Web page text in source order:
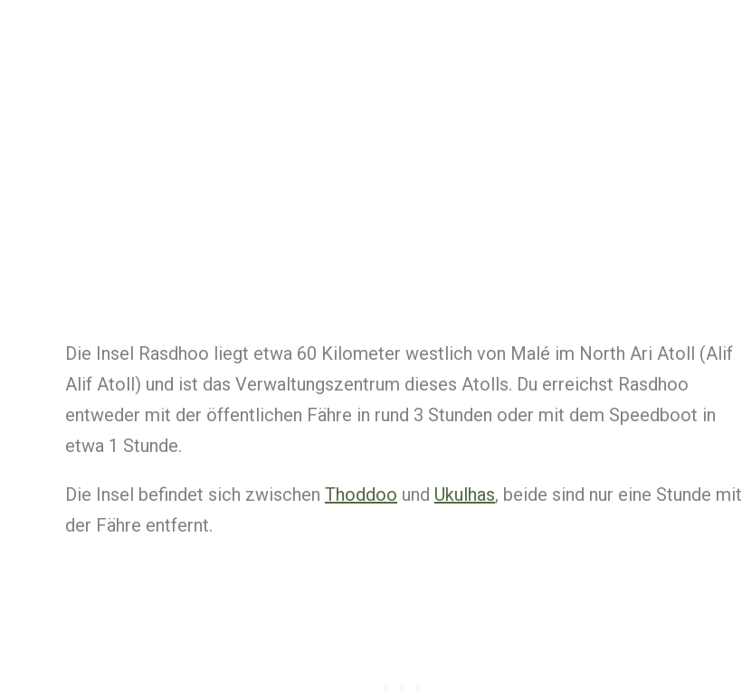
Die Insel Rasdhoo liegt etwa 60 Kilometer westlich von Malé im North Ari Atoll (Alif
Alif Atoll) und ist das Verwaltungszentrum dieses Atolls. Du erreichst Rasdhoo
entweder mit der öffentlichen Fähre in rund 3 Stunden oder mit dem Speedboot in
etwa 1 Stunde.
Die Insel befindet sich zwischen Thoddoo und Ukulhas, beide sind nur eine Stunde mit
der Fähre entfernt.